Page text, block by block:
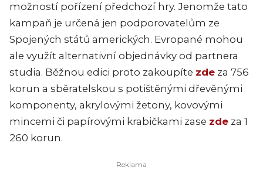
možností pořízení předchozí hry. Jenomže tato
kampaň je určená jen podporovatelům ze
Spojených států amerických. Evropané mohou
ale využít alternativní objednávky od partnera
studia. Běžnou edici proto zakoupíte zde za 756
korun a sběratelskou s potištěnými dřevěnými
komponenty, akrylovými žetony, kovovými
mincemi či papírovými krabičkami zase zde za 1
260 korun.